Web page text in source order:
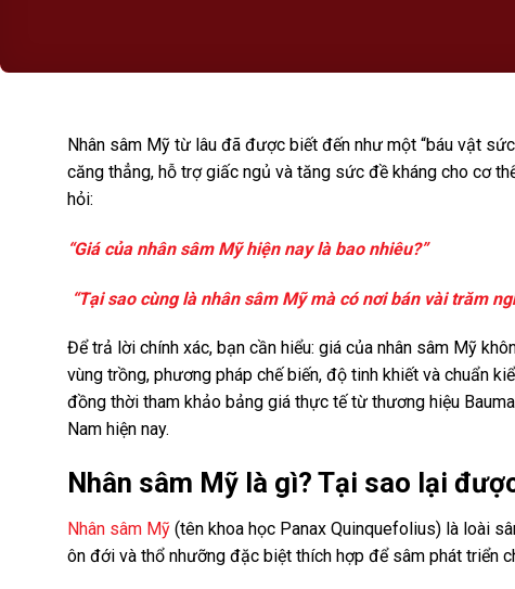
Nhân sâm Mỹ từ lâu đã được biết đến như một “báu vật
căng thẳng, hỗ trợ giấc ngủ và tăng sức đề kháng cho cơ
hỏi:
“Giá của nhân sâm Mỹ hiện nay là bao nhiêu?”
“Tại sao cùng là nhân sâm Mỹ mà có nơi bán vài trăm
Để trả lời chính xác, bạn cần hiểu: giá của nhân sâm Mỹ
vùng trồng, phương pháp chế biến, độ tinh khiết và chuẩn
đồng thời tham khảo bảng giá thực tế từ thương hiệu
Nam hiện nay.
Nhân sâm Mỹ là gì? Tại sao lại
Nhân sâm Mỹ (tên khoa học Panax Quinquefolius) là loài
ôn đới và thổ nhưỡng đặc biệt thích hợp để sâm phát triển